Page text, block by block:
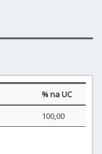
% na UC
100,00